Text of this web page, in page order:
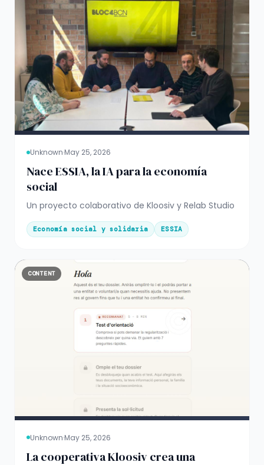
Unknown·May 25, 2026
Nace ESSIA, la IA para la economía
social
Un proyecto colaborativo de Kloosiv y Relab Studio
Economía social y solidaria ESSIA
CONTENT
Unknown·May 25, 2026
La cooperativa Kloosiv crea una